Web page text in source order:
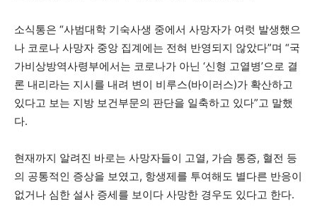
소식통은 “사범대학 기숙사생 중에서 사망자가 여럿 발생했으
나 코로나 사망자 중앙 집계에는 전혀 반영되지 않았다”며 “국
가비상방역사령부에서는 코로나가 아닌 ‘신형 고열병’으로 결
론 내리라는 지시를 내려 변이 비루스(바이러스)가 확산하고
있다고 보는 지방 보건부문의 판단을 일축하고 있다”고 말했
다.
현재까지 알려진 바로는 사망자들이 고열, 가슴 통증, 혈전 등
의 공통적인 증상을 보였고, 항생제를 투여해도 별다른 반응이
없거나 심한 설사 증세를 보이다 사망한 경우도 있다고 한다.